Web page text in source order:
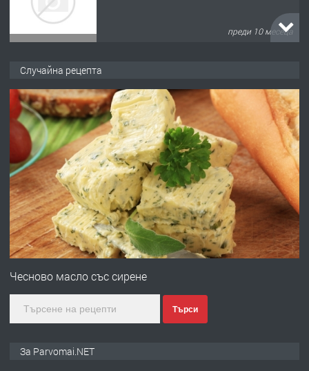
преди 10 месеца
преди 1 година
ПРЕДЛАГА Работа за общи работници
преди 1 година
ПРЕДЛАГА
Първи поход "По стъпките на Ангел
Случайна рецепта
Чесново масло със сирене
Търси
За Parvomai.NET